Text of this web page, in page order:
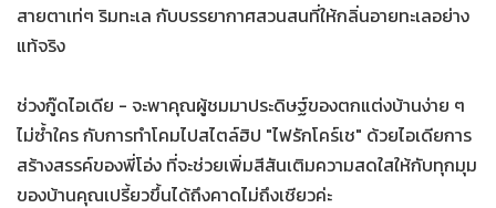
สายตาเท่ๆ ริมทะเล กับบรรยากาศสวนสนที่ให้กลิ่นอายทะเลอย่าง
แท้จริง
ช่วงกู๊ดไอเดีย - จะพาคุณผู้ชมมาประดิษฐ์ของตกแต่งบ้านง่าย ๆ
ไม่ซ้ำใคร กับการทำโคมไปสไตล์ฮิป "ไฟรักโคร์เช" ด้วยไอเดียการ
สร้างสรรค์ของพี่โอ่ง ที่จะช่วยเพิ่มสีสันเติมความสดใสให้กับทุกมุม
ของบ้านคุณเปรี้ยวขึ้นได้ถึงคาดไม่ถึงเชียวค่ะ